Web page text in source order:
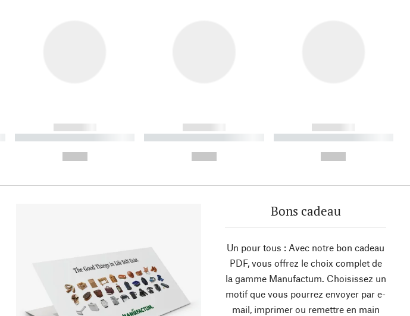
------------
----------- ----------- ----------
------------
----------- ----------- ----------
------------
----------- ----------- ----------
Bons cadeau
Un pour tous : Avec notre bon cadeau
PDF, vous offrez le choix complet de
la gamme Manufactum. Choisissez un
motif que vous pourrez envoyer par e-
mail, imprimer ou remettre en main